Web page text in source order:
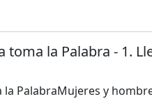
toma la Palabra - 1.
PalabraMujeres y